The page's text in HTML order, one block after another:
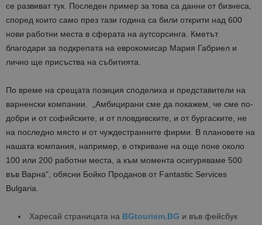
се развиват тук. Последен пример за това са данни от бизнеса,
според които само през тази година са били открити над 600
нови работни места в сферата на аутсорсинга. Кметът
благодари за подкрепата на еврокомисар Мария Габриел и
лично ще присъства на събитията.
По време на срещата позиция споделиха и представители на
варненски компании. „Амбицирани сме да покажем, че сме по-
добри и от софийските, и от пловдивските, и от бургаските, не
на последно място и от чуждестранните фирми. В плановете на
нашата компания, например, е откриване на още поне около
100 или 200 работни места, а към момента осигуряваме 500
във Варна“, обясни Бойко Проданов от Fantastic Services
Bulgaria.
Харесай страницата на BGtourism.BG и във фейсбук